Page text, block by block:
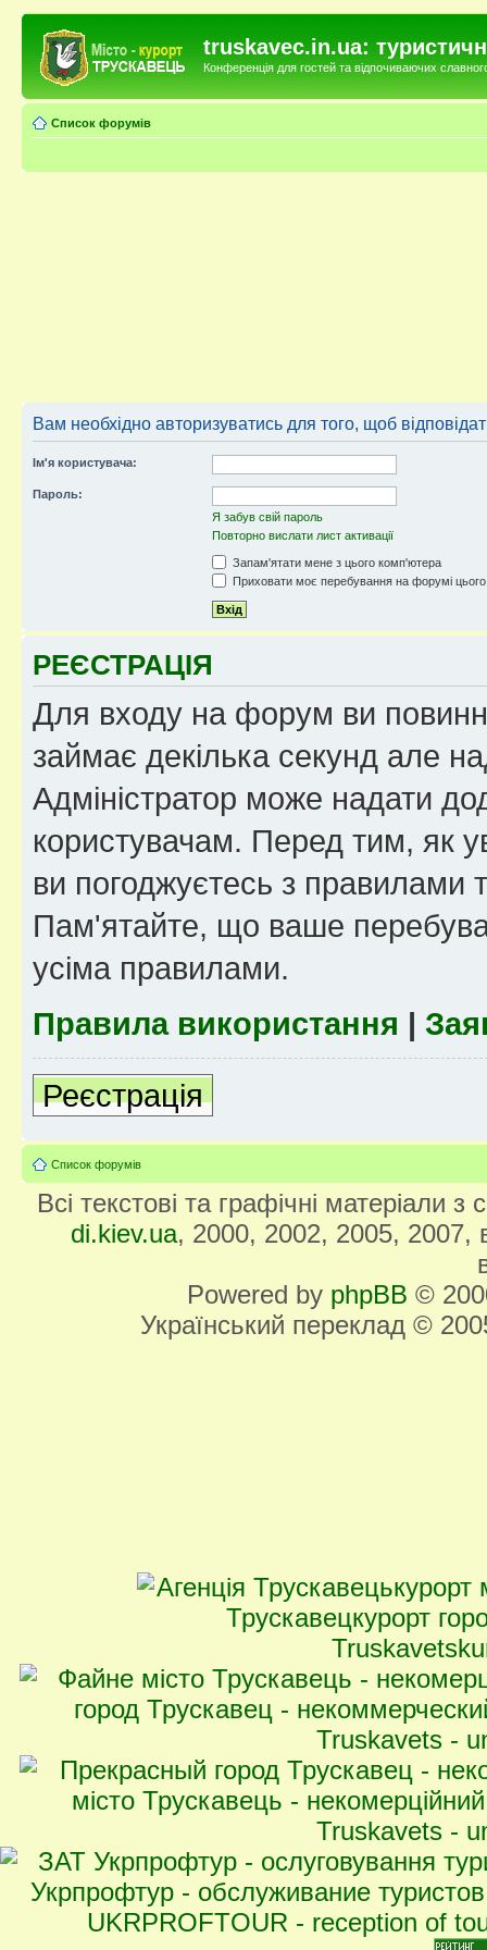
truskavec.in.ua:
Конференція для гостей та відпочиваючих
Список форумів
Вам необхідно авторизуватись для того, щоб
Ім'я користувача:
Пароль:
Я забув свій пароль
Повторно вислати лист активації
Запам'ятати мене з цього комп'ютера
Приховати моє перебування на форумі
РЕЄСТРАЦІЯ
Для входу на форум ви
займає декілька секунд але
Адміністратор може надати
користувачам. Перед тим, як
ви погоджуєтесь з правилами
Пам'ятайте, що ваше
усіма правилами.
Правила використання |
Реєстрація
Список форумів
Всі текстові та графічні матеріали
di.kiev.ua, 2000, 2002, 2005, 2007,
Powered by phpBB ©
Український переклад ©